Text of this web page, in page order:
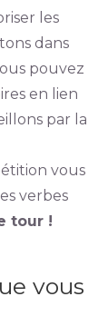
les
dans
pouvez
en lien
par la
vous
verbes
tour !
vous